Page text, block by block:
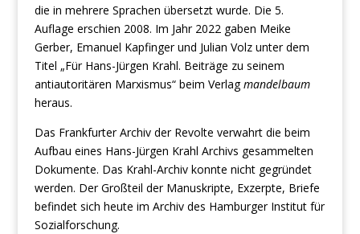
die in mehrere Sprachen übersetzt wurde. Die 5.
Auflage erschien 2008. Im Jahr 2022 gaben Meike
Gerber, Emanuel Kapfinger und Julian Volz unter dem
Titel „Für Hans-Jürgen Krahl. Beiträge zu seinem
antiautoritären Marxismus“ beim Verlagmandelbaum
heraus.
Das Frankfurter Archiv der Revolte verwahrt die beim
Aufbau eines Hans-Jürgen Krahl Archivs gesammelten
Dokumente. Das Krahl-Archiv konnte nicht gegründet
werden. Der Großteil der Manuskripte, Exzerpte, Briefe
befindet sich heute im Archiv des Hamburger Institut für
Sozialforschung.